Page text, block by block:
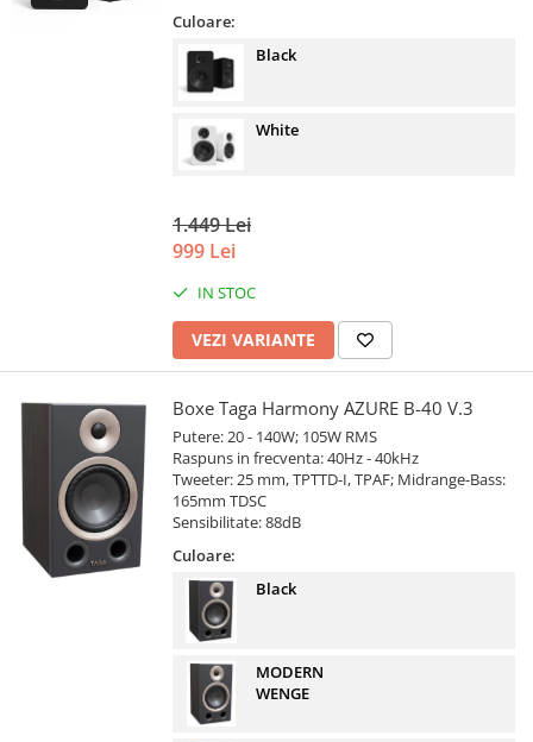
Culoare:
Black
White
1.449 Lei
999 Lei
IN STOC
VEZI VARIANTE
Boxe Taga Harmony AZURE B-40 V.3
Putere: 20 - 140W; 105W RMS
Raspuns in frecventa: 40Hz - 40kHz
Tweeter: 25 mm, TPTTD-I, TPAF; Midrange-Bass:
165mm TDSC
Sensibilitate: 88dB
Culoare:
Black
MODERN
WENGE